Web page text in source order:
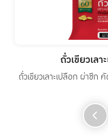
ถั่วเขียวเล
ถั่วเขียวเลาะเปลือก ผ่าซีก